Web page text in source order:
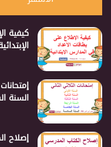
كيفية
السنة
إصلاح